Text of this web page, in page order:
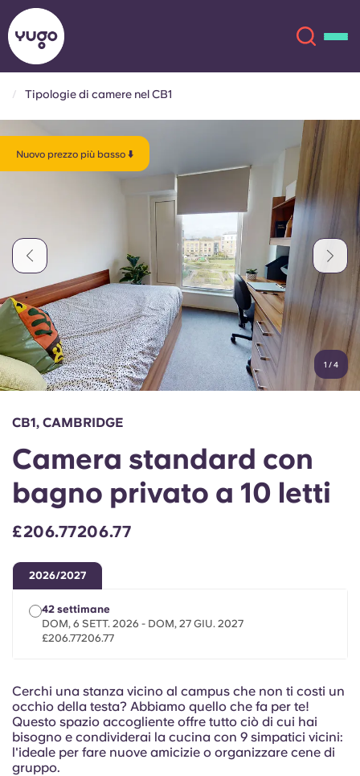
Sedi
Account Lingua
English (GB)
Chinese
Español
French
Portuguese
Seleziona un paese
Prenota ora
English (US)
Español
Català Deutsch
Italian French
Portuguese
Tipologie di camere nel CB1
Nuovo prezzo più basso ⬇️
1 /4
CB1, CAMBRIDGE
Camera standard con
bagno privato a 10 letti
£206.77206.77
2026/2027
42 settimane
DOM, 6 SETT. 2026 - DOM, 27 GIU. 2027
£206.77206.77
Cerchi una stanza vicino al campus che non ti costi un
occhio della testa? Abbiamo quello che fa per te!
Questo spazio accogliente offre tutto ciò di cui hai
bisogno e condividerai la cucina con 9 simpatici vicini:
l'ideale per fare nuove amicizie o organizzare cene di
gruppo.